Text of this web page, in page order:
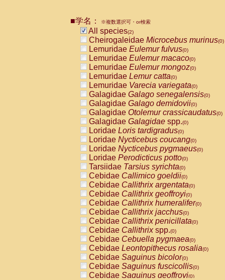
■学名： ※複数選択可・or検索
All species(2)
Cheirogaleidae Microcebus murinus(0)
Lemuridae Eulemur fulvus(0)
Lemuridae Eulemur macaco(0)
Lemuridae Eulemur mongoz(0)
Lemuridae Lemur catta(0)
Lemuridae Varecia variegata(0)
Galagidae Galago senegalensis(0)
Galagidae Galago demidovii(0)
Galagidae Otolemur crassicaudatus(0)
Galagidae Galagidae spp.(0)
Loridae Loris tardigradus(0)
Loridae Nycticebus coucang(0)
Loridae Nycticebus pygmaeus(0)
Loridae Perodicticus potto(0)
Tarsiidae Tarsius syrichta(0)
Cebidae Callimico goeldii(0)
Cebidae Callithrix argentata(0)
Cebidae Callithrix geoffroyi(0)
Cebidae Callithrix humeralifer(0)
Cebidae Callithrix jacchus(0)
Cebidae Callithrix penicillata(0)
Cebidae Callithrixspp.(0)
Cebidae Cebuella pygmaea(0)
Cebidae Leontopithecus rosalia(0)
Cebidae Saguinus bicolor(0)
Cebidae Saguinus fuscicollis(0)
Cebidae Saguinus geoffroyi(0)